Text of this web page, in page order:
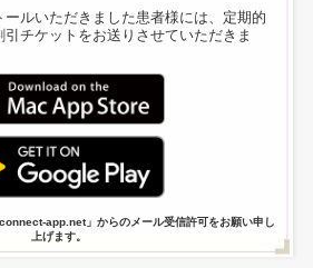
ルいただきました患者様には、定期的
チケットをお送りさせていただきま
app.net」からのメール受信許可をお願い申し
上げます。